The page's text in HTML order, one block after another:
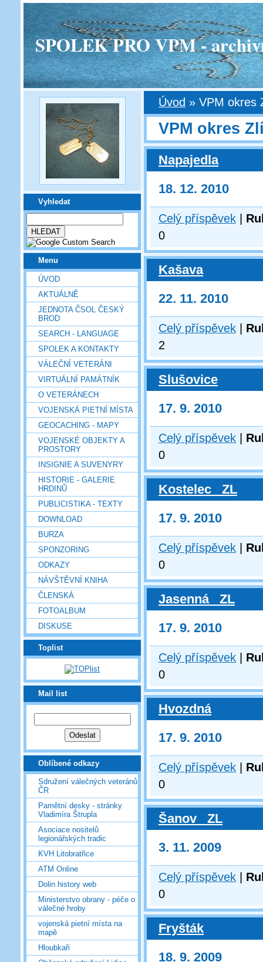
SPOLEK PRO VPM -
Vyhledat
Menu
ÚVOD
AKTUÁLNĚ
JEDNOTA ČSOL ČESKÝ
BROD
SEARCH - LANGUAGE
SPOLEK A KONTAKTY
VÁLEČNÍ VETERÁNI
VIRTUÁLNÍ PAMÁTNÍK
O VETERÁNECH
VOJENSKÁ PIETNÍ MÍSTA
GEOCACHING - MAPY
VOJENSKÉ OBJEKTY A
PROSTORY
INSIGNIE A SUVENYRY
HISTORIE - GALERIE
HRDINŮ
PUBLICISTIKA - TEXTY
DOWNLOAD
BURZA
SPONZORING
ODKAZY
NÁVŠTĚVNÍ KNIHA
ČLENSKÁ
FOTOALBUM
DISKUSE
Toplist
Mail list
Oblíbené odkazy
Sdružení válečných veteránů
ČR
Pamětní desky - stránky
Vladimíra Štrupla
Asociace nositelů
legionářských tradic
KVH Litobratřice
ATM Online
Dolin history web
Ministerstvo obrany - péče o
válečné hroby
vojenská pietní místa na
mapě
Hloubkaři
Úvod » VPM okres
VPM okres
Napajedla
18. 12. 2010
Celý příspěvek
0
Kašava
22. 11. 2010
Celý příspěvek
2
Slušovice
17. 9. 2010
Celý příspěvek
0
Kostelec _ZL
17. 9. 2010
Celý příspěvek
0
Jasenná _ZL
17. 9. 2010
Celý příspěvek
0
Hvozdná
17. 9. 2010
Celý příspěvek
0
Šanov _ZL
3. 11. 2009
Celý příspěvek
0
Fryšták
18. 9. 2009